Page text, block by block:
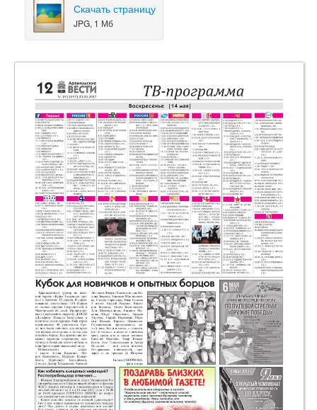
Скачать страницу
JPG, 1 Мб